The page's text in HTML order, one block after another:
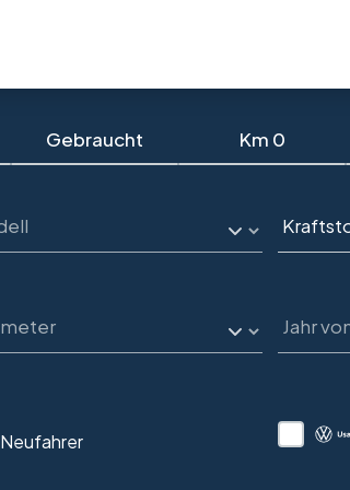
Gebraucht Km 0
Neufahrer